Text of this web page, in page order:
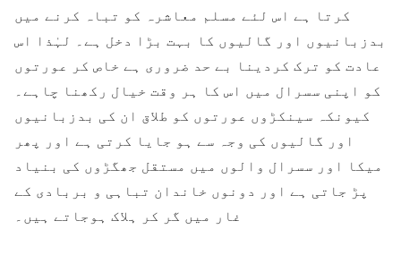
کرتا ہے اس لئے مسلم معاشرہ کو تباہ کرنے میں
بدزبانیوں اور گالیوں کا بہت بڑا دخل ہے۔ لہٰذا اس
عادت کو ترک کردینا بے حد ضروری ہے خاص کر عورتوں
کو اپنی سسرال میں اس کا ہر وقت خیال رکھنا چاہے۔
کیونکہ سینکڑوں عورتوں کو طلاق ان کی بدزبانیوں
اور گالیوں کی وجہ سے ہو جایا کرتی ہے اور پھر
میکا اور سسرال والوں میں مستقل جھگڑوں کی بنیاد
پڑ جاتی ہے اور دونوں خاندان تباہی و بربادی کے
غار میں گر کر ہلاک ہوجاتے ہیں۔